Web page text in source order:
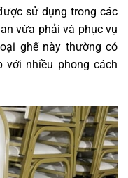
sử dụng trong các
vừa phải và phục vụ
ghế này thường có
với nhiều phong cách